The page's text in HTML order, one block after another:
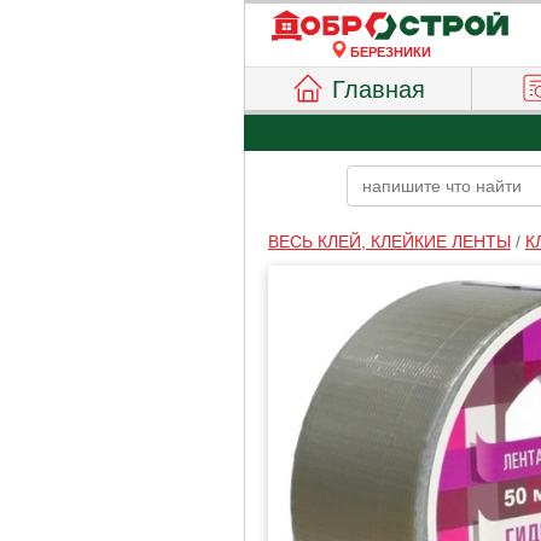
БЕРЕЗНИКИ
Главная
ВЕСЬ КЛЕЙ, КЛЕЙКИЕ ЛЕНТЫ/